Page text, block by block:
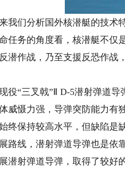
们分析国外核潜艇的技术
务的角度看，核潜艇不仅是
潜作战，乃至支援反恐作战
“三叉戟”Ⅱ D-5潜射弹道导
威慑力强，导弹突防能力有
终保持较高水平，但缺陷是
路线，潜射弹道导弹也是依
潜射弹道导弹，取得了较好